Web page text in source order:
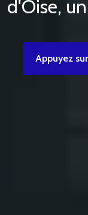
d'Oise,
Appuyez